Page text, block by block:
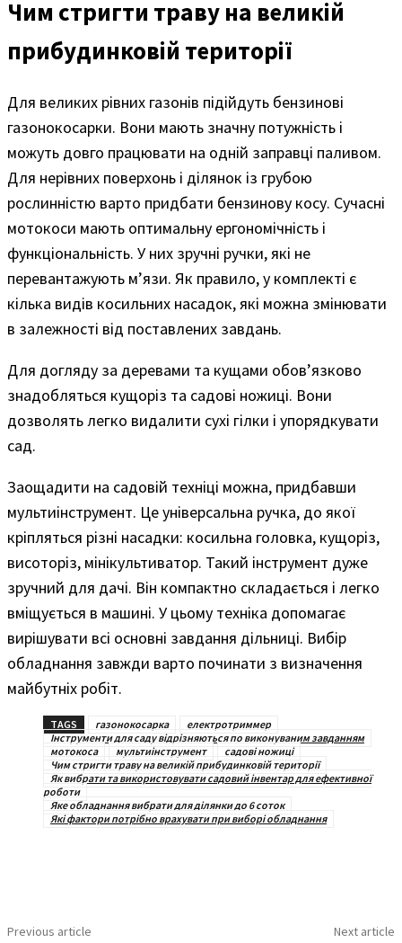
Чим стригти траву на великій
прибудинковій території
Для великих рівних газонів підійдуть бензинові
газонокосарки. Вони мають значну потужність і
можуть довго працювати на одній заправці паливом.
Для нерівних поверхонь і ділянок із грубою
рослинністю варто придбати бензинову косу. Сучасні
мотокоси мають оптимальну ергономічність і
функціональність. У них зручні ручки, які не
перевантажують м’язи. Як правило, у комплекті є
кілька видів косильних насадок, які можна змінювати
в залежності від поставлених завдань.
Для догляду за деревами та кущами обов’язково
знадобляться кущоріз та садові ножиці. Вони
дозволять легко видалити сухі гілки і упорядкувати
сад.
Заощадити на садовій техніці можна, придбавши
мультиінструмент. Це універсальна ручка, до якої
кріпляться різні насадки: косильна головка, кущоріз,
висоторіз, мінікультиватор. Такий інструмент дуже
зручний для дачі. Він компактно складається і легко
вміщується в машині. У цьому техніка допомагає
вирішувати всі основні завдання дільниці. Вибір
обладнання завжди варто починати з визначення
майбутніх робіт.
TAGS газонокосарка
електротриммер
Інструменти для саду відрізняються по виконуваним завданням
мотокоса
мультиінструмент
садові ножиці
Чим стригти траву на великій прибудинковій території
Як вибрати та використовувати садовий інвентар для ефективної
роботи
Яке обладнання вибрати для ділянки до 6 соток
Які фактори потрібно врахувати при виборі обладнання
Previous article Next article